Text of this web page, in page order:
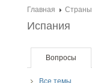
Главная Страны
Испания
Вопросы
Все темы